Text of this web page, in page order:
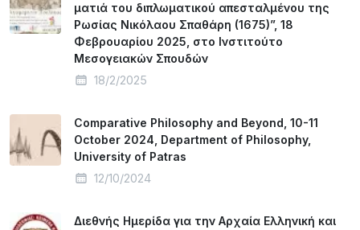
ματιά του διπλωματικού απεσταλμένου της
Ρωσίας Νικόλαου Σπαθάρη (1675)”, 18
Φεβρουαρίου 2025, στο Ινστιτούτο
Μεσογειακών Σπουδών
18/2/2025
Comparative Philosophy and Beyond, 10-11
October 2024, Department of Philosophy,
University of Patras
12/10/2024
Διεθνής Ημερίδα για την Αρχαία Ελληνική και